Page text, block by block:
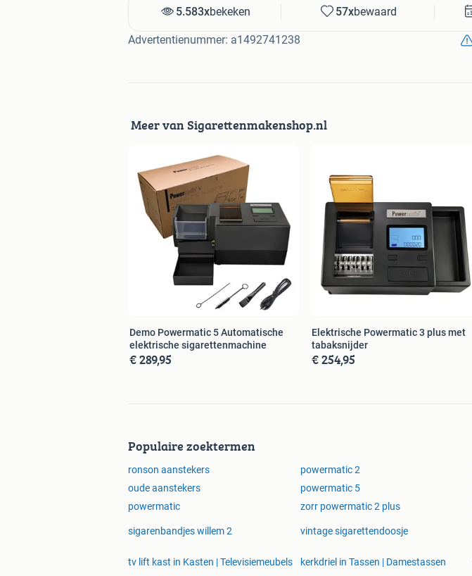
5.583xbekeken 57xbewaard
Advertentienummer: a1492741238
Meer van Sigarettenmakenshop.nl
Demo Powermatic 5 Automatische
elektrische sigarettenmachine
€ 289,95
Elektrische Powermatic 3 plus met
tabaksnijder
€ 254,95
Populaire zoektermen
ronson aanstekers powermatic 2
oude aanstekers
powermatic 5
powermatic
zorr powermatic 2 plus
sigarenbandjes willem 2 vintage sigarettendoosje
tv lift kast in Kasten | Televisiemeubels kerkdriel in Tassen | Damestassen